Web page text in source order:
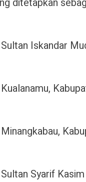
Iskandar
Syarif